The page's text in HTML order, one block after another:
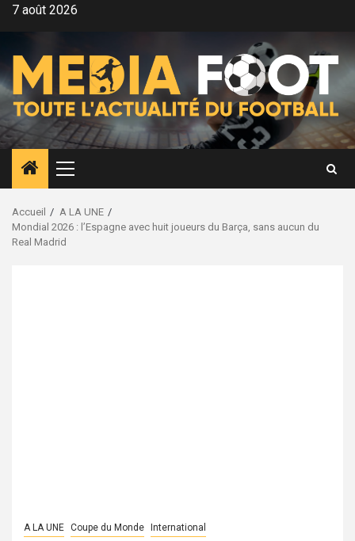
Aller7 août 2026
Menu
principal
Accueil
A LA UNE
Mondial 2026 : l’Espagne avec huit joueurs du Barça, sans aucun du
Real Madrid
A LA UNE Coupe du Monde International